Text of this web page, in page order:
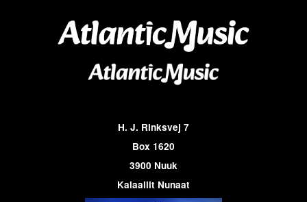
H. J. Rinksvej 7
Box 1620
3900 Nuuk
Kalaallit Nunaat